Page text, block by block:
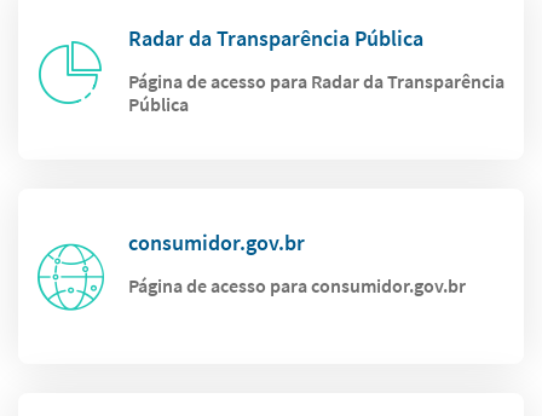
Radar da Transparência Pública
Página de acesso para Radar da Transparência
Pública
consumidor.gov.br
Página de acesso para consumidor.gov.br